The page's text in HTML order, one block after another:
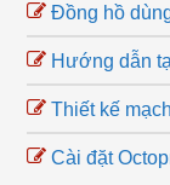
Đồng hồ
Hướng dẫn
Thiết kế
Cài đặt